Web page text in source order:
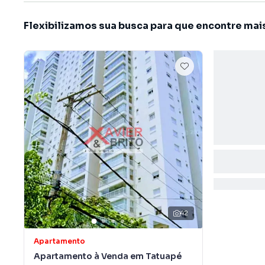
Flexibilizamos sua busca para que encontre
42
Apartamento
Apartamento à Venda em Tatuapé